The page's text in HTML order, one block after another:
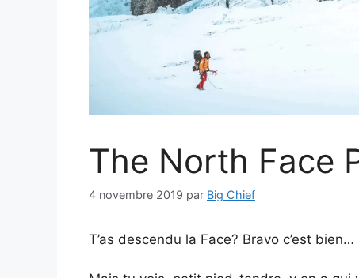
The North Face
4 novembre 2019 par Big Chief
T’as descendu la Face? Bravo c’est bien…